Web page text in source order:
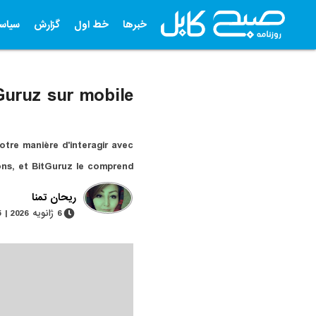
خبرها خط اول گزارش
sur mobile
manière d'interagir avec
et BitGuruz le comprend
ریحان تمنا
6 ژانویه 2026 | 5 دقیقه